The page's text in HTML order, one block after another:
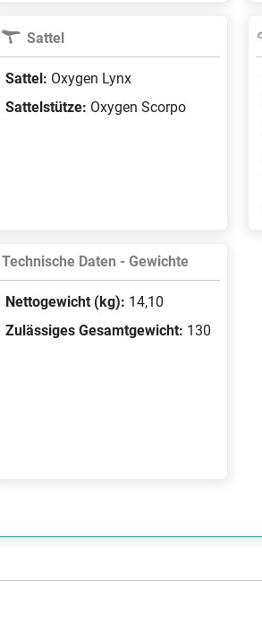
Sattel
Sattel: Oxygen Lynx
Sattelstütze: Oxygen Scorpo
Technische Daten - Gewichte
Nettogewicht (kg): 14,10
Zulässiges Gesamtgewicht: 130